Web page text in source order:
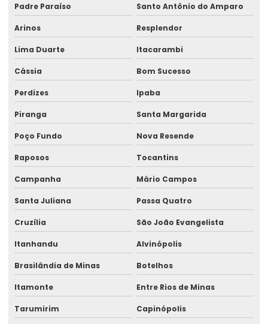
Talha Fixa Cinta Industrial
Talha Fixa De Cabo De Aço
Talha Fixa Duplaviga Para Indústrias
Talha Fixa Para Cargas Extrema
Talha Fixa Para Indústria Pesada
Talha Fixa Para Projetos De Engenharia Pesada
Talha Motorizada Para Pontes Rolantes Duplaviga
Talha Univiga Com Monitoramento
Talhas elétricas de cabo de aço
Talhas elétricas de cabo de aço swf
Talhas elétricas de corrente swf
Topografia caminho de rolamento
Padre Paraíso Santo Antônio do Amparo
Arinos Resplendor
Lima Duarte Itacarambi
Cássia Bom Sucesso
Perdizes Ipaba
Piranga Santa Margarida
Poço Fundo Nova Resende
Raposos Tocantins
Campanha Mário Campos
Santa Juliana Passa Quatro
Cruzília São João Evangelista
Itanhandu Alvinópolis
Brasilândia de Minas Botelhos
Itamonte Entre Rios de Minas
Tarumirim Capinópolis